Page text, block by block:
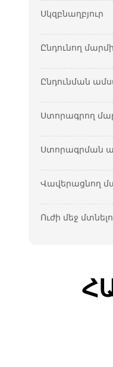
Սկզբնաղբյուր
Ընդունող
Ընդունման
Ստորագրող
Ստորագրման
Վավերացնող
Ուժի մեջ